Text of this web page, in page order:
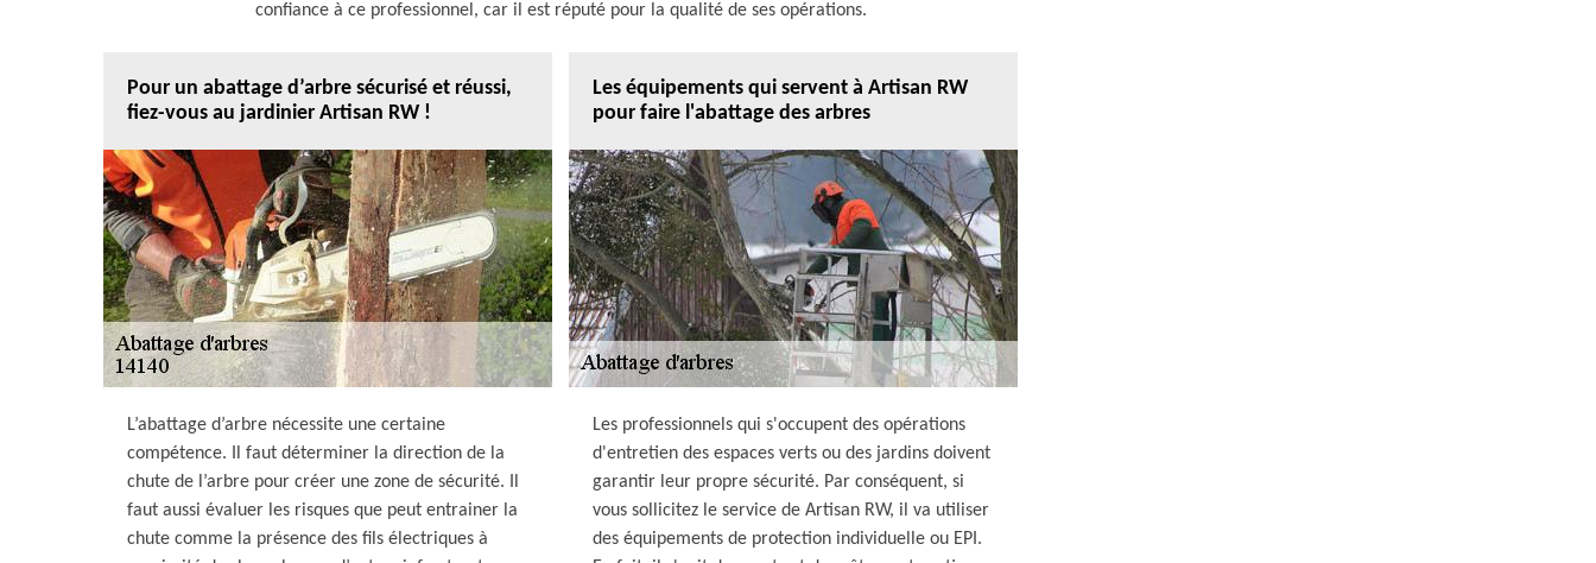
confiance à ce professionnel, car il est réputé pour la qualité de ses opérations.
Pour un abattage d’arbre sécurisé et réussi,
fiez-vous au jardinier Artisan RW !
L’abattage d’arbre nécessite une certaine
compétence. Il faut déterminer la direction de la
chute de l’arbre pour créer une zone de sécurité. Il
faut aussi évaluer les risques que peut entrainer la
chute comme la présence des fils électriques à
Les équipements qui servent à Artisan RW
pour faire l'abattage des arbres
Les professionnels qui s'occupent des opérations
d'entretien des espaces verts ou des jardins doivent
garantir leur propre sécurité. Par conséquent, si
vous sollicitez le service de Artisan RW, il va utiliser
des équipements de protection individuelle ou EPI.